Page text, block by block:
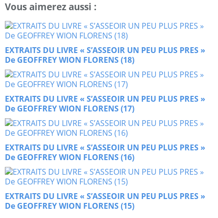
Vous aimerez aussi :
EXTRAITS DU LIVRE « S’ASSEOIR UN PEU PLUS PRES »
De GEOFFREY WION FLORENS (18)
EXTRAITS DU LIVRE « S’ASSEOIR UN PEU PLUS PRES »
De GEOFFREY WION FLORENS (17)
EXTRAITS DU LIVRE « S’ASSEOIR UN PEU PLUS PRES »
De GEOFFREY WION FLORENS (16)
EXTRAITS DU LIVRE « S’ASSEOIR UN PEU PLUS PRES »
De GEOFFREY WION FLORENS (15)